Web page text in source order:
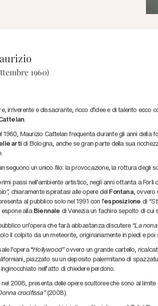
1960)
irriverente e dissacrante, ricco d’idee e di talento ecco
1960, Maurizio Cattelan frequenta durante gli anni della
artidi Bologna, anche se gran parte della sua
seguono un unico filo: la provocazione, la rottura degli
passi nell’ambiente artistico, negli anni ottanta a
chiaramente ispiratasi alle opere del Fontana, ovvero
al pubblico solo nel 1991 con l’esposizione di
alla Biennale di Venezia un fachiro sepolto di cui
un’opera che farà abbastanza discutere“La
II colpito da un meteorite, originariamente in piedi e
l’opera “Hollywood”ovvero un grande cartello,
piazzato su un deposito palermitano di
nell’atto di chiedere perdono.
nel 2008, presenta delleopere scultoreeche sono al limite
crocifissa”(2008).